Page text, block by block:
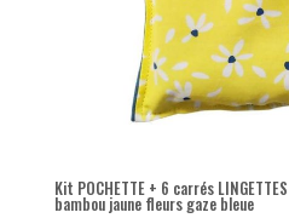
Kit POCHETTE + 6 carrés
bambou jaune fleurs gaze bleue